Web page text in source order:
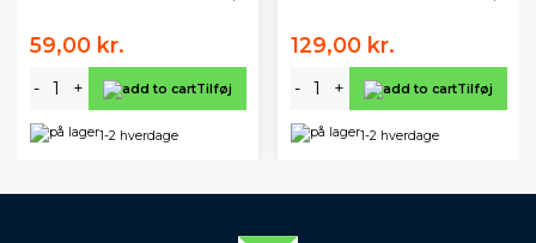
59,00 kr.
- + Tilføj
1-2 hverdage
129,00 kr.
- + Tilføj
1-2 hverdage